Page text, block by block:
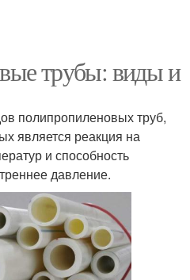
трубы: виды и
полипропиленовых труб,
является реакция на
и способность
давление.